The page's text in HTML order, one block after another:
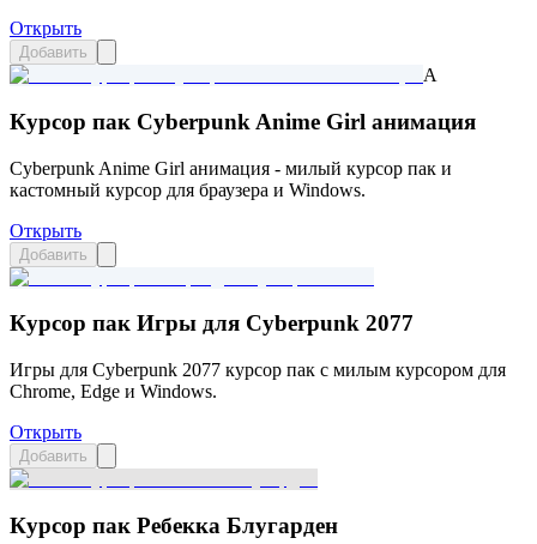
Открыть
Добавить
A
Курсор пак Cyberpunk Anime Girl анимация
Cyberpunk Anime Girl анимация - милый курсор пак и
кастомный курсор для браузера и Windows.
Открыть
Добавить
Курсор пак Игры для Cyberpunk 2077
Игры для Cyberpunk 2077 курсор пак с милым курсором для
Chrome, Edge и Windows.
Открыть
Добавить
Курсор пак Ребекка Блугарден